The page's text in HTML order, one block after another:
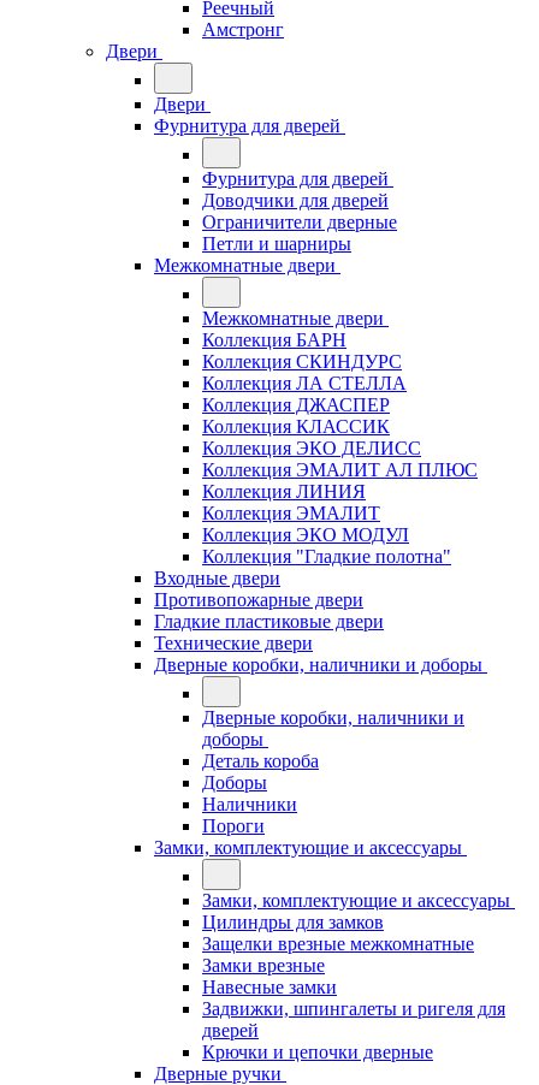
Реечный
Амстронг
Двери
Двери
Фурнитура для дверей
Фурнитура для дверей
Доводчики для дверей
Ограничители дверные
Петли и шарниры
Межкомнатные двери
Межкомнатные двери
Коллекция БАРН
Коллекция СКИНДУРС
Коллекция ЛА СТЕЛЛА
Коллекция ДЖАСПЕР
Коллекция КЛАССИК
Коллекция ЭКО ДЕЛИСС
Коллекция ЭМАЛИТ АЛ ПЛЮС
Коллекция ЛИНИЯ
Коллекция ЭМАЛИТ
Коллекция ЭКО МОДУЛ
Коллекция "Гладкие полотна"
Входные двери
Противопожарные двери
Гладкие пластиковые двери
Технические двери
Дверные коробки, наличники и доборы
Дверные коробки, наличники и
доборы
Деталь короба
Доборы
Наличники
Пороги
Замки, комплектующие и аксессуары
Замки, комплектующие и аксессуары
Цилиндры для замков
Защелки врезные межкомнатные
Замки врезные
Навесные замки
Задвижки, шпингалеты и ригеля для
дверей
Крючки и цепочки дверные
Дверные ручки